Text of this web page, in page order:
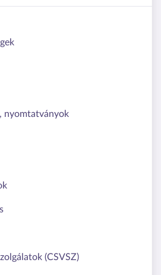
nyomtatványok
(CSVSZ)